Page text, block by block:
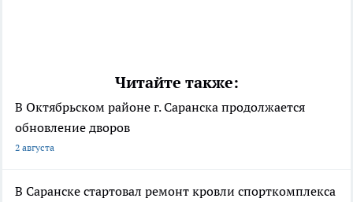
Читайте также:
В Октябрьском районе г. Саранска продолжается
обновление дворов
2 августа
В Саранске стартовал ремонт кровли спорткомплекса